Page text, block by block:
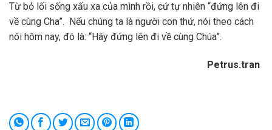
Từ bỏ lối sống xấu xa của mình rồi, cứ tự nhiên “đứng lên đi
về cùng Cha”. Nếu chúng ta là người con thứ, nói theo cách
nói hôm nay, đó là: “Hãy đứng lên đi về cùng Chúa”.
Petrus.tran